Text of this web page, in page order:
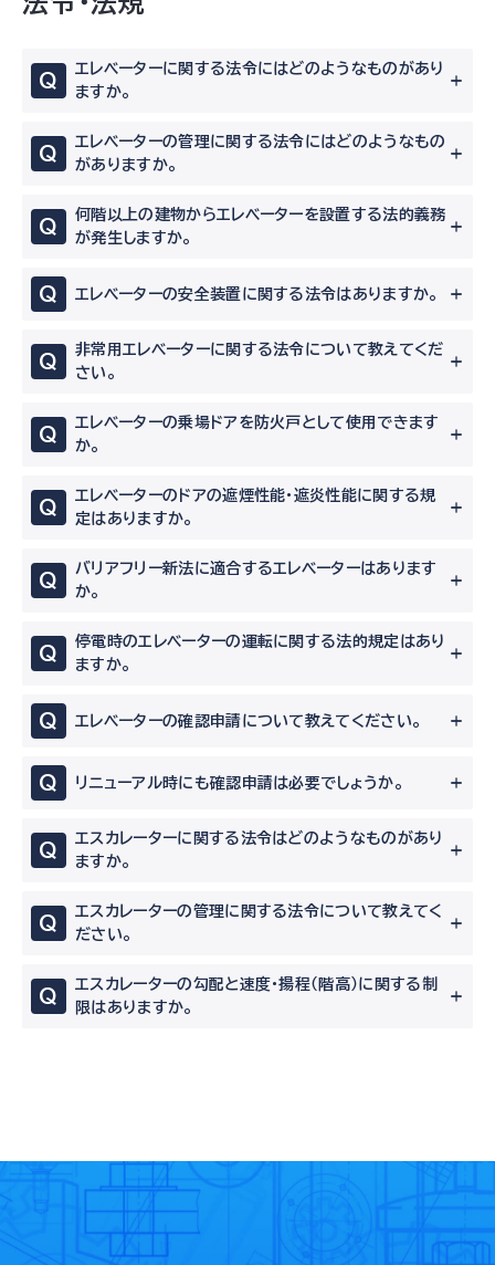
Q
エレベーターに関する法令にはどのようなものがあり
ますか。
Q
エレベーターの管理に関する法令にはどのようなもの
がありますか。
Q
何階以上の建物からエレベーターを設置する法的義務
が発生しますか。
Q エレベーターの安全装置に関する法令はありますか。
Q
非常用エレベーターに関する法令について教えてくだ
さい。
Q
エレベーターの乗場ドアを防火戸として使用できます
か。
Q
エレベーターのドアの遮煙性能・遮炎性能に関する規
定はありますか。
Q
バリアフリー新法に適合するエレベーターはあります
か。
Q
停電時のエレベーターの運転に関する法的規定はあり
ますか。
Q エレベーターの確認申請について教えてください。
Q リニューアル時にも確認申請は必要でしょうか。
Q
エスカレーターに関する法令はどのようなものがあり
ますか。
Q
エスカレーターの管理に関する法令について教えてく
ださい。
Q
エスカレーターの勾配と速度・揚程（階高）に関する制
限はありますか。